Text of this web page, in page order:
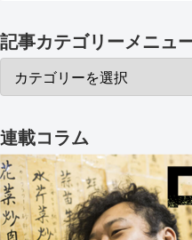
記事カテゴリーメニュ
連載コラム